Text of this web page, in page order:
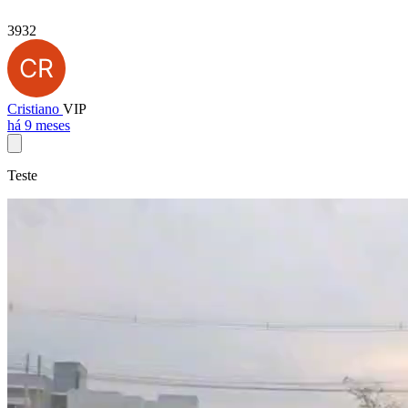
3932
Cristiano VIP
há 9 meses
Teste